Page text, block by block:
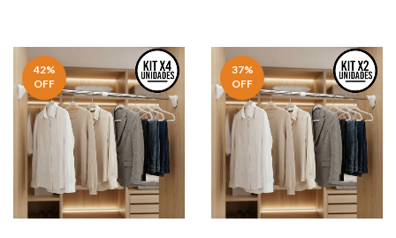
42%
OFF
37%
OFF